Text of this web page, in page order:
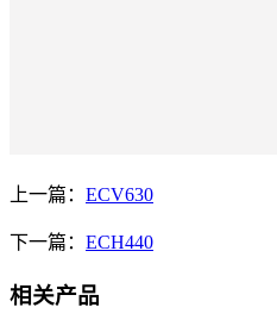
上一篇： ECV630
下一篇： ECH440
相关产品